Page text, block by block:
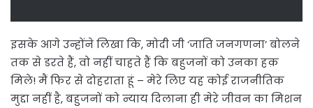
इसके आगे उन्होंने लिखा कि, मोदी जी ‘जाति जनगणना’ बोलने
तक से डरते हैं, वो नहीं चाहते हैं कि बहुजनों को उनका हक़
मिले! मैं फिर से दोहराता हूं – मेरे लिए यह कोई राजनीतिक
मुद्दा नहीं है, बहुजनों को न्याय दिलाना ही मेरे जीवन का मिशन